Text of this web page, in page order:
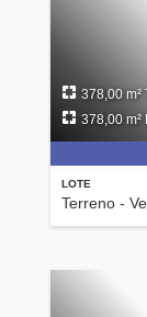
LOTE
Terreno -
378,00 m²
378,00 m²